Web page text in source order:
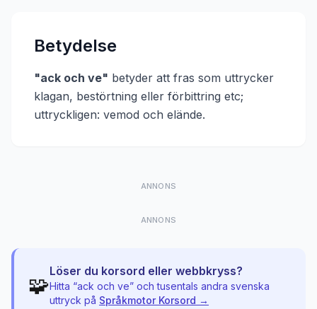
Betydelse
"ack och ve" betyder att fras som uttrycker
klagan, bestörtning eller förbittring etc;
uttryckligen: vemod och elände.
ANNONS
ANNONS
🧩
Löser du korsord eller webbkryss?
Hitta “ack och ve” och tusentals andra svenska
uttryck på Språkmotor Korsord →